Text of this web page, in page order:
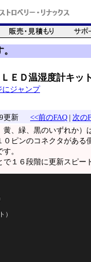
ＬＥＤ温湿度計キッ
にジャンプ
更新 <<前のFAQ | 次の
、緑、黒のいずれか
ピンのコネクタがあ
。
１６段階に更新スピー
ト）